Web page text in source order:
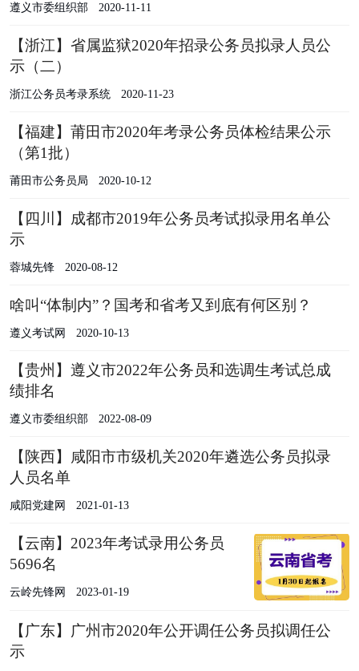
遵义市委组织部 2020-11-11
【浙江】省属监狱2020年招录公务员拟录人员公
示（二）
浙江公务员考录系统 2020-11-23
【福建】莆田市2020年考录公务员体检结果公示
（第1批）
莆田市公务员局 2020-10-12
【四川】成都市2019年公务员考试拟录用名单公
示
蓉城先锋 2020-08-12
啥叫“体制内”？国考和省考又到底有何区别？
遵义考试网 2020-10-13
【贵州】遵义市2022年公务员和选调生考试总成
绩排名
遵义市委组织部 2022-08-09
【陕西】咸阳市市级机关2020年遴选公务员拟录
人员名单
咸阳党建网 2021-01-13
【云南】2023年考试录用公务员
5696名
云岭先锋网 2023-01-19
【广东】广州市2020年公开调任公务员拟调任公
示